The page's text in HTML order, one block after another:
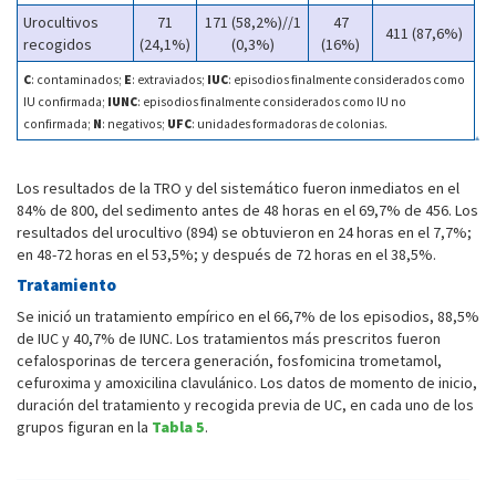
Urocultivos
recogidos
71
(24,1%)
171 (58,2%)//1
(0,3%)
47
(16%)
411 (87,6%)
C: contaminados; E: extraviados; IUC: episodios finalmente considerados como
IU confirmada; IUNC: episodios finalmente considerados como IU no
confirmada; N: negativos; UFC: unidades formadoras de colonias.
Los resultados de la TRO y del sistemático fueron inmediatos en el
84% de 800, del sedimento antes de 48 horas en el 69,7% de 456. Los
resultados del urocultivo (894) se obtuvieron en 24 horas en el 7,7%;
en 48-72 horas en el 53,5%; y después de 72 horas en el 38,5%.
Tratamiento
Se inició un tratamiento empírico en el 66,7% de los episodios, 88,5%
de IUC y 40,7% de IUNC. Los tratamientos más prescritos fueron
cefalosporinas de tercera generación, fosfomicina trometamol,
cefuroxima y amoxicilina clavulánico. Los datos de momento de inicio,
duración del tratamiento y recogida previa de UC, en cada uno de los
grupos figuran en la Tabla 5.